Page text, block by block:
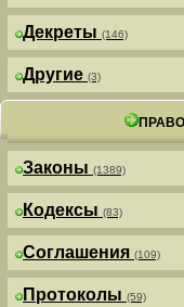
Декреты (146)
Другие (3)
Законы (1389)
Кодексы (83)
Соглашения (109)
Протоколы (59)